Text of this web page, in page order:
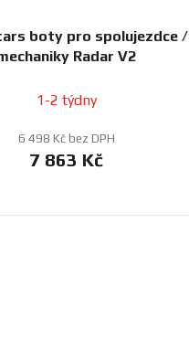
boty pro spolujezdce /
Radar V2
1-2 týdny
6 498 Kč bez DPH
7 863 Kč